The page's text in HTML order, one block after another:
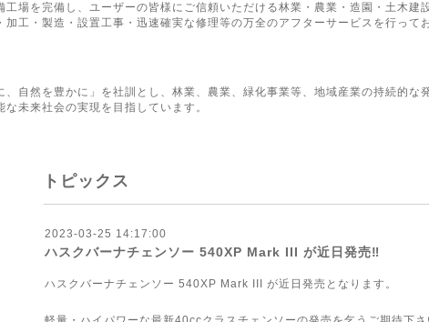
工場を完備し、ユーザーの皆様にご信頼いただける林業・農業・造園・土木
加工・製造・設置工事・迅速確実な修理等の万全のアフターサービスを行って
、自然を豊かに」を社訓とし、林業、農業、緑化事業等、地域産業の持続的な
未来社会の実現を目指しています。
トピックス
2023-03-25 14:17:00
ハスクバーナチェンソー 540XP Mark III が近日発売‼︎
ハスクバーナチェンソー 540XP Mark III が近日発売となります。